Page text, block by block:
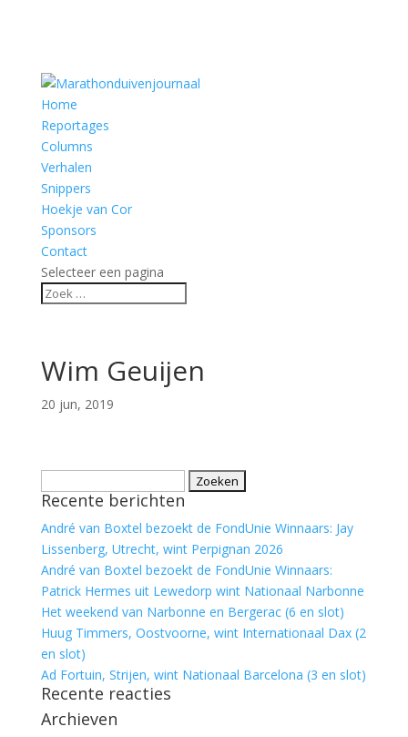
Home
Reportages
Columns
Verhalen
Snippers
Hoekje van Cor
Sponsors
Contact
Selecteer een pagina
Wim Geuijen
20 jun, 2019
naar:
Recente berichten
André van Boxtel bezoekt de FondUnie Winnaars: Jay
Lissenberg, Utrecht, wint Perpignan 2026
André van Boxtel bezoekt de FondUnie Winnaars:
Patrick Hermes uit Lewedorp wint Nationaal Narbonne
Het weekend van Narbonne en Bergerac (6 en slot)
Huug Timmers, Oostvoorne, wint Internationaal Dax (2
en slot)
Ad Fortuin, Strijen, wint Nationaal Barcelona (3 en slot)
Recente reacties
Archieven